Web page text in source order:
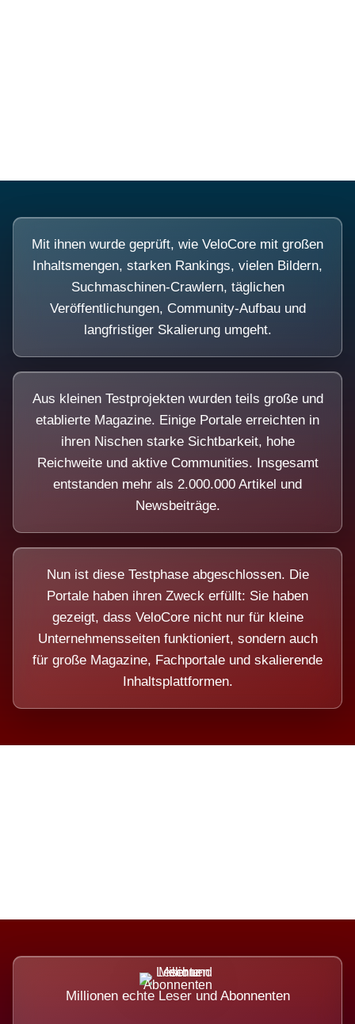
Mit ihnen wurde geprüft, wie VeloCore mit großen
Inhaltsmengen, starken Rankings, vielen Bildern,
Suchmaschinen-Crawlern, täglichen
Veröffentlichungen, Community-Aufbau und
langfristiger Skalierung umgeht.
Aus kleinen Testprojekten wurden teils große und
etablierte Magazine. Einige Portale erreichten in
ihren Nischen starke Sichtbarkeit, hohe
Reichweite und aktive Communities. Insgesamt
entstanden mehr als 2.000.000 Artikel und
Newsbeiträge.
Nun ist diese Testphase abgeschlossen. Die
Portale haben ihren Zweck erfüllt: Sie haben
gezeigt, dass VeloCore nicht nur für kleine
Unternehmensseiten funktioniert, sondern auch
für große Magazine, Fachportale und skalierende
Inhaltsplattformen.
Millionen echte Leser und Abonnenten